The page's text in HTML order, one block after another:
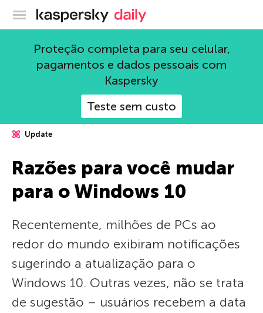
Blog oficial da Kaspersky
Proteção completa para seu celular,
pagamentos e dados pessoais com
Kaspersky
Teste sem custo
Update
Razões para você mudar
para o Windows 10
Recentemente, milhões de PCs ao
redor do mundo exibiram notificações
sugerindo a atualização para o
Windows 10. Outras vezes, não se trata
de sugestão – usuários recebem a data